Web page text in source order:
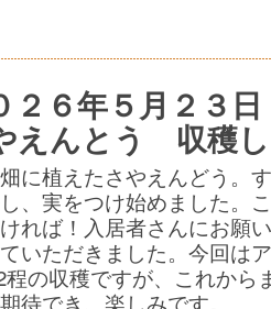
２６年５月２３日
えんとう 収穫
に植えたさやえんどう。
、実をつけ始めました。
れば！入居者さんにお願
いただきました。今回は
程の収穫ですが、これから
待でき、楽しみです。